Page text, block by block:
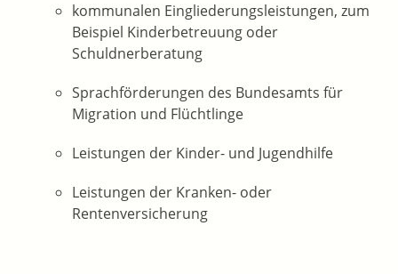
kommunalen Eingliederungsleistungen, zum
Beispiel Kinderbetreuung oder
Schuldnerberatung
Sprachförderungen des Bundesamts für
Migration und Flüchtlinge
Leistungen der Kinder- und Jugendhilfe
Leistungen der Kranken- oder
Rentenversicherung